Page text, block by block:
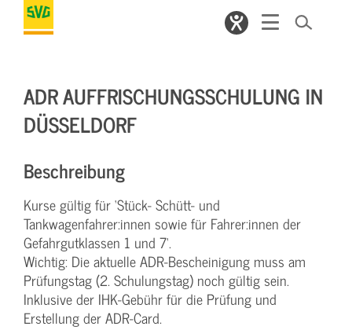
ADR AUFFRISCHUNGSSCHULUNG IN
DÜSSELDORF
Beschreibung
Kurse gültig für ‘Stück- Schütt- und
Tankwagenfahrer:innen sowie für Fahrer:innen der
Gefahrgutklassen 1 und 7‘.
Wichtig: Die aktuelle ADR-Bescheinigung muss am
Prüfungstag (2. Schulungstag) noch gültig sein.
Inklusive der IHK-Gebühr für die Prüfung und
Erstellung der ADR-Card.